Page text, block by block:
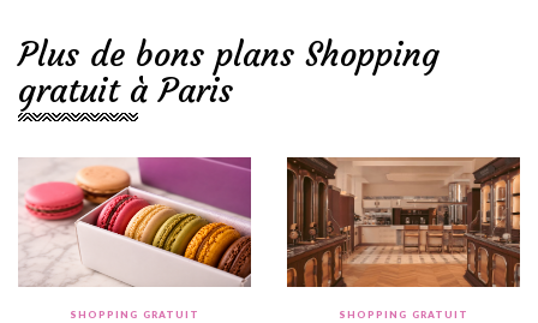
Plus de bons plans Shopping
gratuit à Paris
SHOPPING GRATUIT SHOPPING GRATUIT